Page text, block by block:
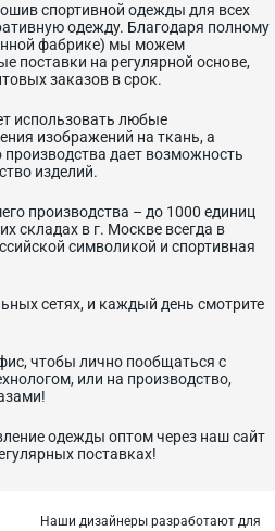
спортивной одежды для всех
одежду. Благодаря полному
фабрике) мы можем
поставки на регулярной основе,
заказов в срок.
использовать любые
изображений на ткань, а
производства дает возможность
изделий.
производства – до 1000 единиц
складах в г. Москве всегда в
символикой и спортивная
сетях, и каждый день смотрите
чтобы лично пообщаться с
или на производство,
одежды оптом через наш сайт
поставках!
Наши дизайнеры разработают для